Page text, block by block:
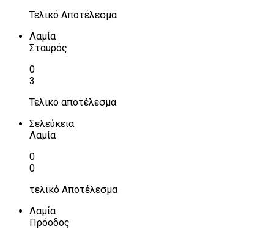
Τελικό Αποτέλεσμα
Λαμία
Σταυρός
0
3
Τελικό αποτέλεσμα
Σελεύκεια
Λαμία
0
0
τελικό Αποτέλεσμα
Λαμία
Πρόοδος